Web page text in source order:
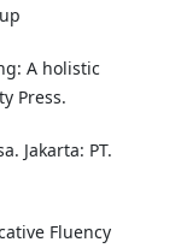
A holistic
Press.
Jakarta: PT.
Fluency